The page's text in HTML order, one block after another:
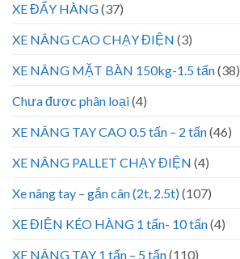
XE ĐẨY HÀNG(37)
XE NÂNG CAO CHẠY ĐIỆN (3)
XE NÂNG MẶT BÀN 150kg-1.5 tấn(38)
Chưa được phân loại(4)
XE NÂNG TAY CAO 0.5 tấn – 2 tấn(46)
XE NÂNG PALLET CHẠY ĐIỆN (4)
Xe nâng tay – gắn cân (2t, 2.5t)(107)
XE ĐIỆN KÉO HÀNG 1 tấn- 10 tấn(4)
XE NÂNG TAY 1 tấn – 5 tấn(110)